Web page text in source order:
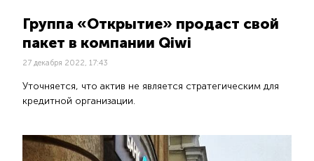
Группа «Открытие» продаст свой
пакет в компании Qiwi
27 декабря 2022, 17:43
Уточняется, что актив не является стратегическим для
кредитной организации.